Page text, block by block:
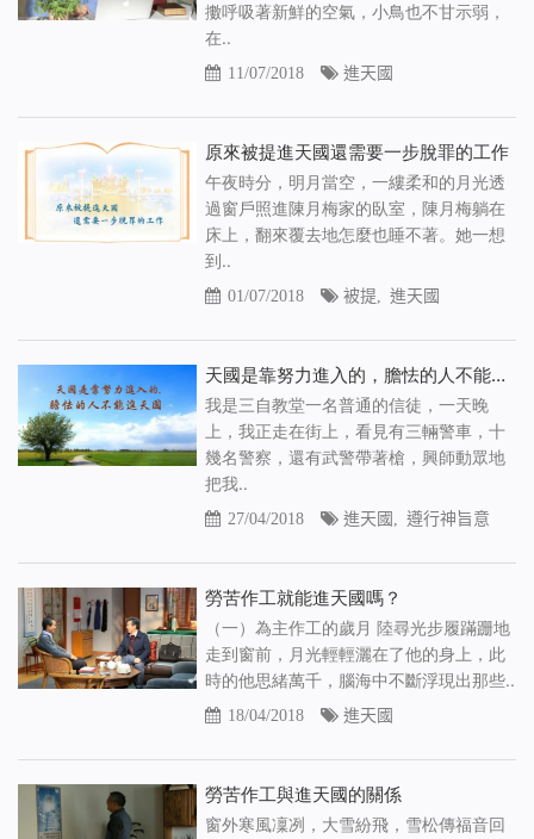
擻呼吸著新鮮的空氣，小鳥也不甘示弱，
在..
11/07/2018 進天國
原來被提進天國還需要一步脫罪的工作
午夜時分，明月當空，一縷柔和的月光透
過窗戶照進陳月梅家的臥室，陳月梅躺在
床上，翻來覆去地怎麼也睡不著。她一想
到..
01/07/2018 被提 進天國
天國是靠努力進入的，膽怯的人不能進天國
我是三自教堂一名普通的信徒，一天晚
上，我正走在街上，看見有三輛警車，十
幾名警察，還有武警帶著槍，興師動眾地
把我..
27/04/2018 進天國 遵行神旨意
勞苦作工就能進天國嗎？
（一）為主作工的歲月 陸尋光步履蹣跚地
走到窗前，月光輕輕灑在了他的身上，此
時的他思緒萬千，腦海中不斷浮現出那些..
18/04/2018 進天國
勞苦作工與進天國的關係
窗外寒風凜冽，大雪紛飛，雪松傳福音回